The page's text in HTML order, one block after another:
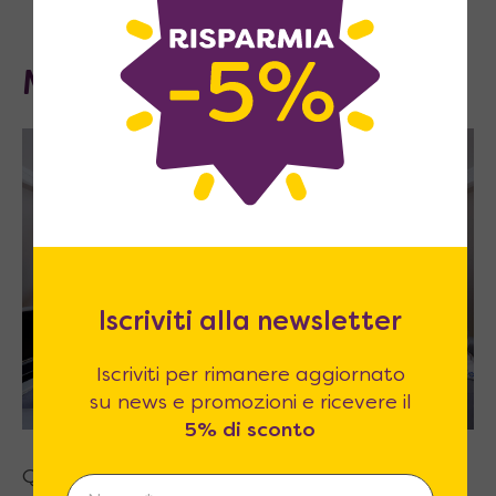
Mini cucina in mansarda
Quando le altezze non consentono di
Iscriviti alla newsletter
Iscriviti per rimanere aggiornato
su news e promozioni e ricevere il
5% di sconto